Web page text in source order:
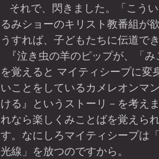
るみショーのキリスト教番組が
うすれば、子どもたちに伝道でき
を覚えると マイティシープに変
いことをしているカメレオンマ
ける』というストーリ－を考え
れなら楽しくみことばを覚えら
す。なにしろマイティシープは
光線」を放つのですから。